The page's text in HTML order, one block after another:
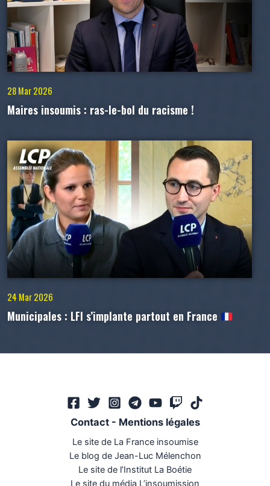
28 Mar 2026
Maires insoumis : ras-le-bol du racisme !
24 Mar 2026
Municipales : LFI s’implante partout en France
Contact- Mentions légales
Le site de La France insoumise
Le blog de Jean-Luc Mélenchon
Le site de l’Institut La Boétie
Le site du média L’insoumission